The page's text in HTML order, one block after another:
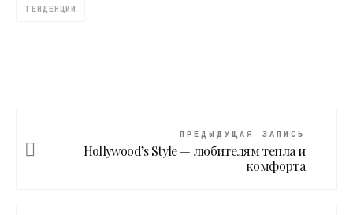
ТЕНДЕНЦИИ
ПРЕДЫДУЩАЯ ЗАПИСЬ
Hollywood’s Style — любителям тепла и
комфорта